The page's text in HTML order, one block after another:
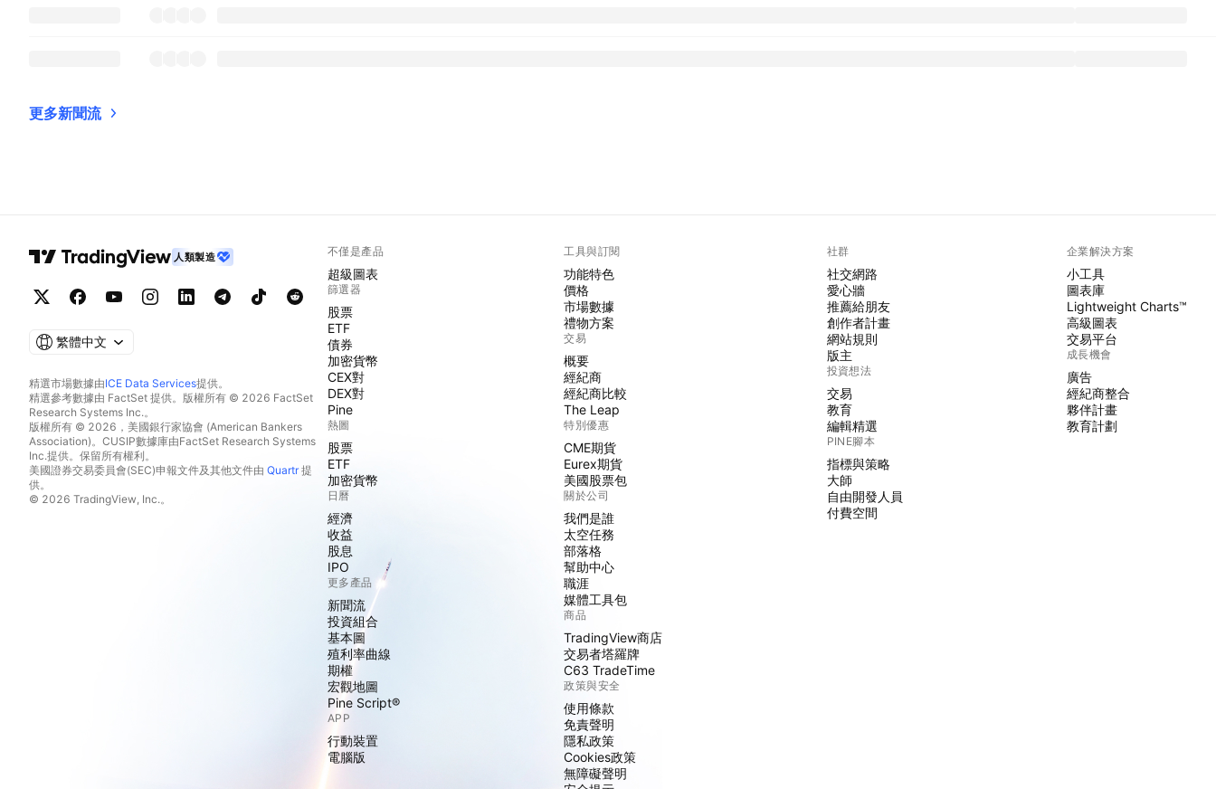
更多新聞流
人類製造
繁體中文
精選市場數據由ICE Data Services提供。
精選參考數據由 FactSet 提供。版權所有 © 2026 FactSet
Research Systems Inc.。
版權所有 © 2026，美國銀行家協會 (American Bankers
Association)。CUSIP數據庫由FactSet Research Systems
Inc.提供。保留所有權利。
美國證券交易委員會(SEC)申報文件及其他文件由 Quartr提
供。
© 2026 TradingView, Inc.。
不僅是產品
超級圖表
篩選器
股票
ETF
債券
加密貨幣
CEX對
DEX對
Pine
熱圖
股票
ETF
加密貨幣
日曆
經濟
收益
股息
IPO
更多產品
新聞流
投資組合
基本圖
殖利率曲線
期權
宏觀地圖
Pine Script®
APP
行動裝置
電腦版
工具與訂閱
功能特色
價格
市場數據
禮物方案
交易
概要
經紀商
經紀商比較
The Leap
特別優惠
CME期貨
Eurex期貨
美國股票包
關於公司
我們是誰
太空任務
部落格
幫助中心
職涯
媒體工具包
商品
TradingView商店
交易者塔羅牌
C63 TradeTime
政策與安全
使用條款
免責聲明
隱私政策
Cookies政策
無障礙聲明
社群
社交網路
愛心牆
推薦給朋友
創作者計畫
網站規則
版主
投資想法
交易
教育
編輯精選
PINE腳本
指標與策略
大師
自由開發人員
付費空間
企業解決方案
小工具
圖表庫
Lightweight Charts™
高級圖表
交易平台
成長機會
廣告
經紀商整合
夥伴計畫
教育計劃